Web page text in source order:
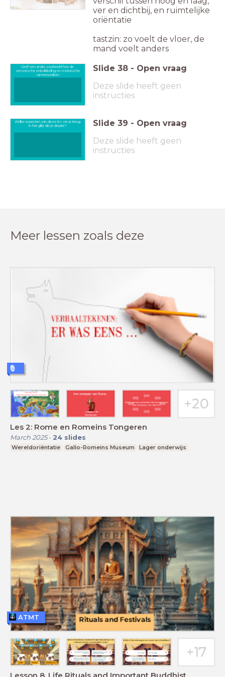
ver en dichtbij, en ruimtelijke
oriëntatie
tastzin: zo voelt de vloer, de
mand voelt anders
Geef een ander voorbeeld hoe de
sensorische ontwikkeling en motorische
samenwerken
Slide 38 - Open vraag
Deze slide heeft geen
instructies
Welke aspecten van deze les zie je terug
in het gifje die je dropte?
Slide 39 - Open vraag
Deze slide heeft geen
instructies
Meer lessen zoals deze
Les 2: Rome en Romeins Tongeren
March 2025- 24 slides
Wereldoriëntatie Gallo-Romeins Museum Lager onderwijs
ATMT